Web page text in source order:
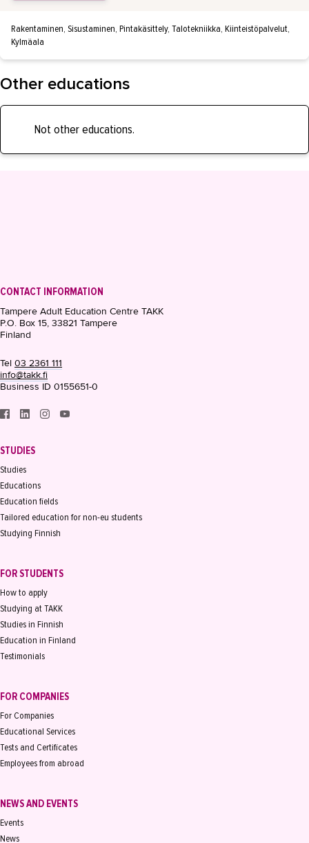
Rakentaminen, Sisustaminen, Pintakäsittely, Talotekniikka, Kiinteistöpalvelut,
Kylmäala
Other educations
Not other educations.
CONTACT INFORMATION
Tampere Adult Education Centre TAKK
P.O. Box 15, 33821 Tampere
Finland
Tel 03 2361 111
info@takk.fi
Business ID 0155651-0
STUDIES
Studies
Educations
Education fields
Tailored education for non-eu students
Studying Finnish
FOR STUDENTS
How to apply
Studying at TAKK
Studies in Finnish
Education in Finland
Testimonials
FOR COMPANIES
For Companies
Educational Services
Tests and Certificates
Employees from abroad
NEWS AND EVENTS
Events
News